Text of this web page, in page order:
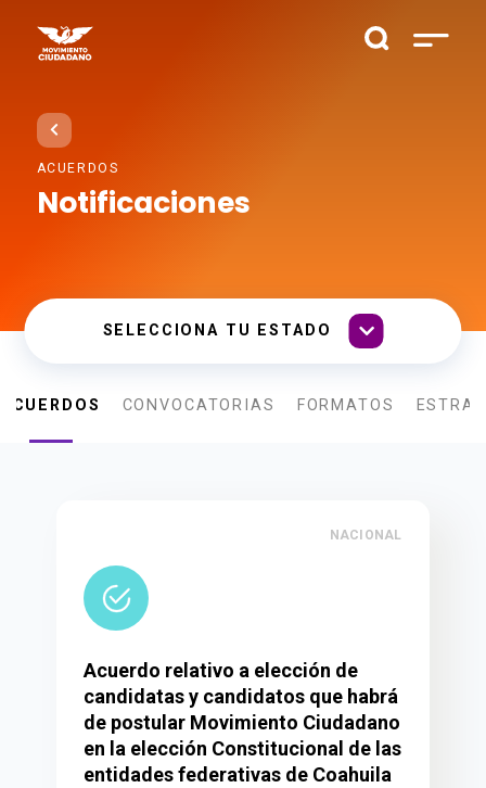
ACUERDOS
Notificaciones
ACUERDOS CONVOCATORIAS FORMATOS
NACIONAL
Acuerdo relativo a elección de
candidatas y candidatos que habrá
de postular Movimiento Ciudadano
en la elección Constitucional de las
entidades federativas de Coahuila